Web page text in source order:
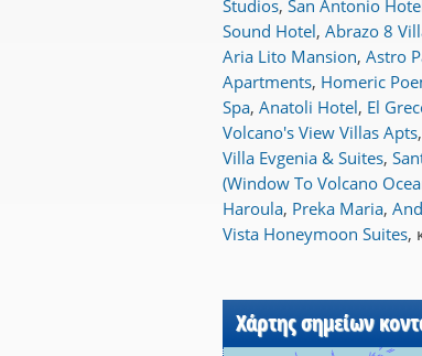
Studios, San Antonio Hotel
Sound Hotel, Abrazo 8
Aria Lito Mansion, Astro
Apartments, Homeric
Spa, Anatoli Hotel, El
Volcano's View Villas Apts,
Villa Evgenia & Suites,
(Window To Volcano
Haroula, Preka Maria,
Vista Honeymoon Suites,
Χάρτης σημείων